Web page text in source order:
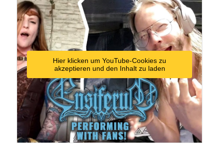
Hier klicken um YouTube-Cookies zu
akzeptieren und den Inhalt zu laden